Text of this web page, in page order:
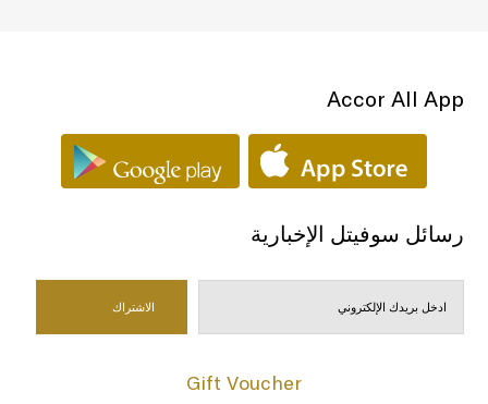
Accor All App
رسائل سوفيتل الإخبارية
Gift Voucher